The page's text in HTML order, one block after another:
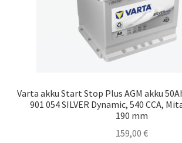
Varta akku Start Stop Plus AGM akku
901 054 SILVER Dynamic, 540 CCA,
190 mm
159,00 €